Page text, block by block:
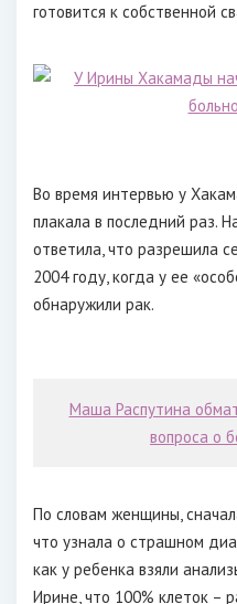
готовится к собственной
Во время интервью у
плакала в последний раз.
ответила, что разрешила
2004 году, когда у ее
обнаружили рак.
Маша Распутина
вопроса о
По словам женщины,
что узнала о страшном
как у ребенка взяли
Ирине, что 100% клеток –